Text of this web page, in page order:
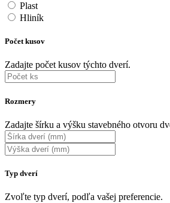
Plast
Hliník
Počet kusov
Zadajte počet kusov týchto dverí.
Rozmery
Zadajte šírku a výšku stavebného otvoru
Typ dverí
Zvoľte typ dverí, podľa vašej preferencie.